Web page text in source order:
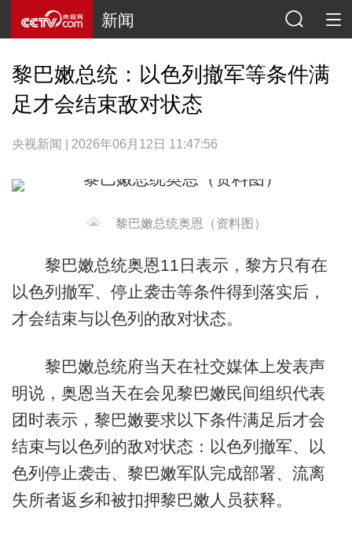
新闻
黎巴嫩总统：以色列撤军等条件满
足才会结束敌对状态
央视新闻 | 2026年06月12日 11:47:56
黎巴嫩总统奥恩（资料图）
黎巴嫩总统奥恩11日表示，黎方只有在
以色列撤军、停止袭击等条件得到落实后，
才会结束与以色列的敌对状态。
黎巴嫩总统府当天在社交媒体上发表声
明说，奥恩当天在会见黎巴嫩民间组织代表
团时表示，黎巴嫩要求以下条件满足后才会
结束与以色列的敌对状态：以色列撤军、以
色列停止袭击、黎巴嫩军队完成部署、流离
失所者返乡和被扣押黎巴嫩人员获释。